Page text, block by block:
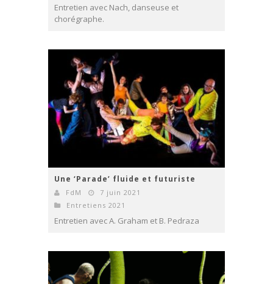
Entretien avec Nach, danseuse et
chorégraphe.
Une ‘Parade’ fluide et futuriste
FdM
7 juin 2021
Entretiens 2021
Entretien avec A. Graham et B. Pedraza